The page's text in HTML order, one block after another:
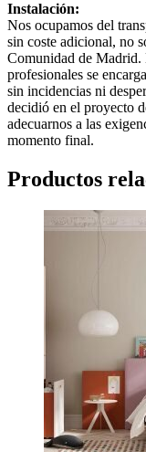
Instalación:
Nos ocupamos del
sin coste adicional, no
Comunidad de Madrid.
profesionales se
sin incidencias ni
decidió en el proyecto
adecuarnos a las
momento final.
Productos